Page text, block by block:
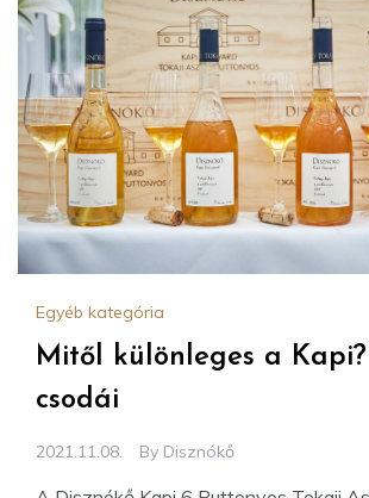
Egyéb kategória
Mitől különleges a
csodái
2021.11.08. By Disznókő